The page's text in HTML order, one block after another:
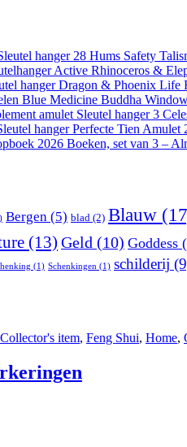
hanger 28 Hums Safety
Active Rhinoceros &
hanger Dragon & Phoenix Life
Blue Medicine Buddha
Sleutel hanger 3
hanger Perfecte Tien
Boeken, set van 3 –
Bergen (5) blad (2) Blauw
(13) Geld (10) Goddess
(1) Schenkingen (1) schilderij
Collector's item, Feng Shui, Home,